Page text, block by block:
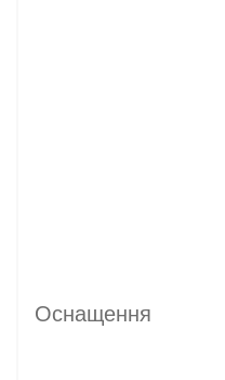
Оснащення